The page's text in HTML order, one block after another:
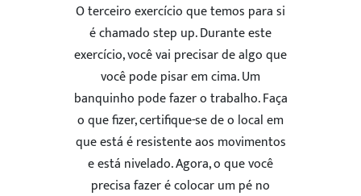
O terceiro exercício que temos para si
é chamado step up. Durante este
exercício, você vai precisar de algo que
você pode pisar em cima. Um
banquinho pode fazer o trabalho. Faça
o que fizer, certifique-se de o local em
que está é resistente aos movimentos
e está nivelado. Agora, o que você
precisa fazer é colocar um pé no